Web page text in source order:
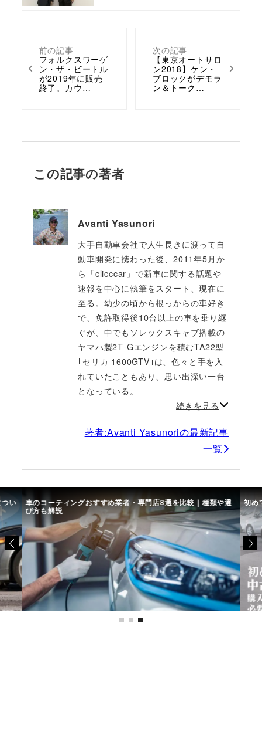
前の記事
フォルクスワーゲ
ン・ザ・ビートル
が2019年に販売
終了。カウ…
次の記事
【東京オートサロ
ン2018】ケン・
ブロックがデモラ
ン＆トーク…
この記事の著者
Avanti Yasunori
大手自動車会社で人生長きに渡って自
動車開発に携わった後、2011年5月か
ら「clicccar」で新車に関する話題や
速報を中心に執筆をスタート、現在に
至る。幼少の頃から根っからの車好き
で、免許取得後10台以上の車を乗り継
ぐが、中でもソレックスキャブ搭載の
ヤマハ製2T‐Gエンジンを積むTA22型
｢セリカ 1600GTV｣は、色々と手を入
れていたこともあり、思い出深い一台
となっている。
続きを見る
著者:Avanti Yasunoriの最新記事
一覧
い 車のコーティングおすすめ業者・専門店8選を比較｜種類や選
び方も解説
初め